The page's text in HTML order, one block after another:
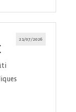
21/07/2026
fenêtre)